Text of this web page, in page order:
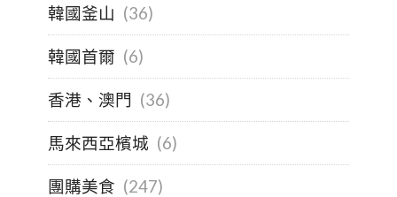
韓國釜山 (36)
韓國首爾 (6)
香港、澳門 (36)
馬來西亞檳城 (6)
團購美食 (247)